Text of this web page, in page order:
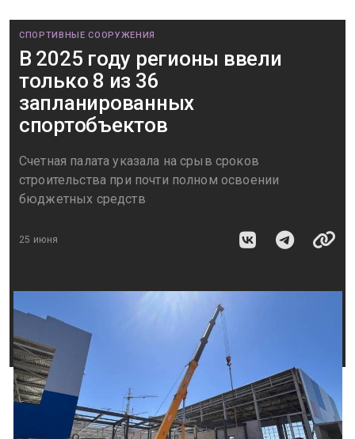
СПОРТИВНЫЕ СООРУЖЕНИЯ
В 2025 году регионы ввели
только 8 из 36
запланированных
спортобъектов
Счетная палата указала на срыв сроков
строительства при почти полном освоении
бюджетных средств
25 июня